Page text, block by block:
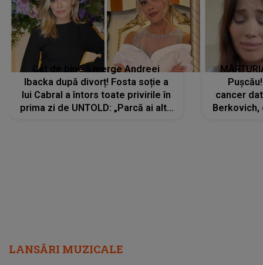
Cât de bine îi merge Andreei
Ibacka după divorț! Fosta soție a
lui Cabral a întors toate privirile în
prima zi de UNTOLD: „Parcă ai altă
cancer
Berkovich,
LANSĂRI MUZICALE